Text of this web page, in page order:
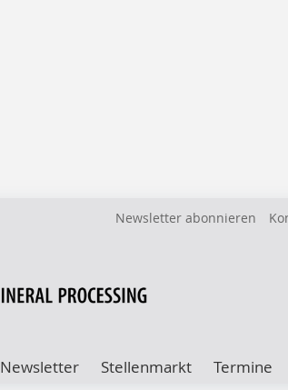
Newsletter abonnieren
Newsletter Stellenmarkt Termine